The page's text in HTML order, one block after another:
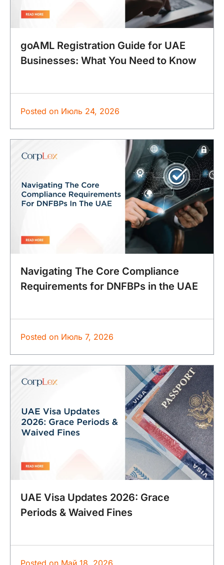
goAML Registration Guide for UAE
Businesses: What You Need to Know
Posted on Июль 24, 2026
Navigating The Core Compliance
Requirements for DNFBPs in the UAE
Posted on Июль 7, 2026
UAE Visa Updates 2026: Grace
Periods & Waived Fines
Posted on Май 18, 2026